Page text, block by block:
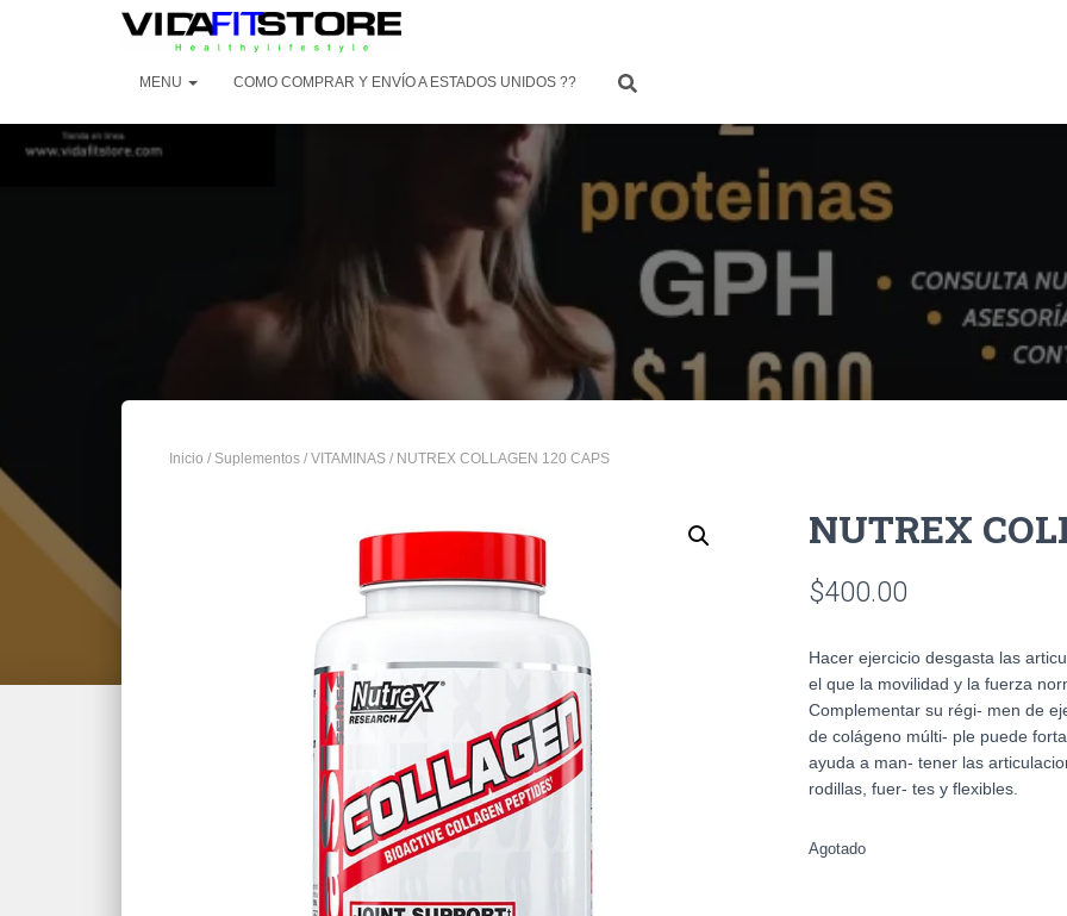
MENU COMO COMPRAR Y ENVÍO A ESTADOS UNIDOS ??
Inicio / Suplementos / VITAMINAS / NUTREX COLLAGEN 120 CAPS
NUTREX
$400.00
Hacer ejercicio desgasta las
el que la movilidad y la fuerza
Complementar su régi- men de
de colágeno múlti- ple puede
ayuda a man- tener las
rodillas, fuer- tes y flexibles.
Agotado